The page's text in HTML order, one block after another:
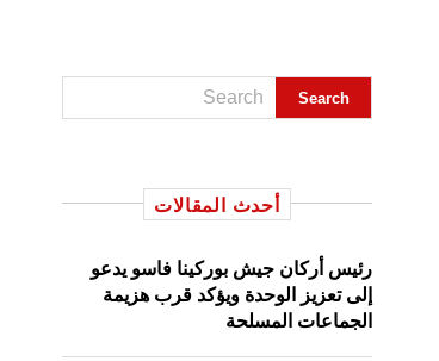
أحدث المقالات
رئيس أركان جيش بوركينا فاسو يدعو
إلى تعزيز الوحدة ويؤكد قرب هزيمة
الجماعات المسلحة